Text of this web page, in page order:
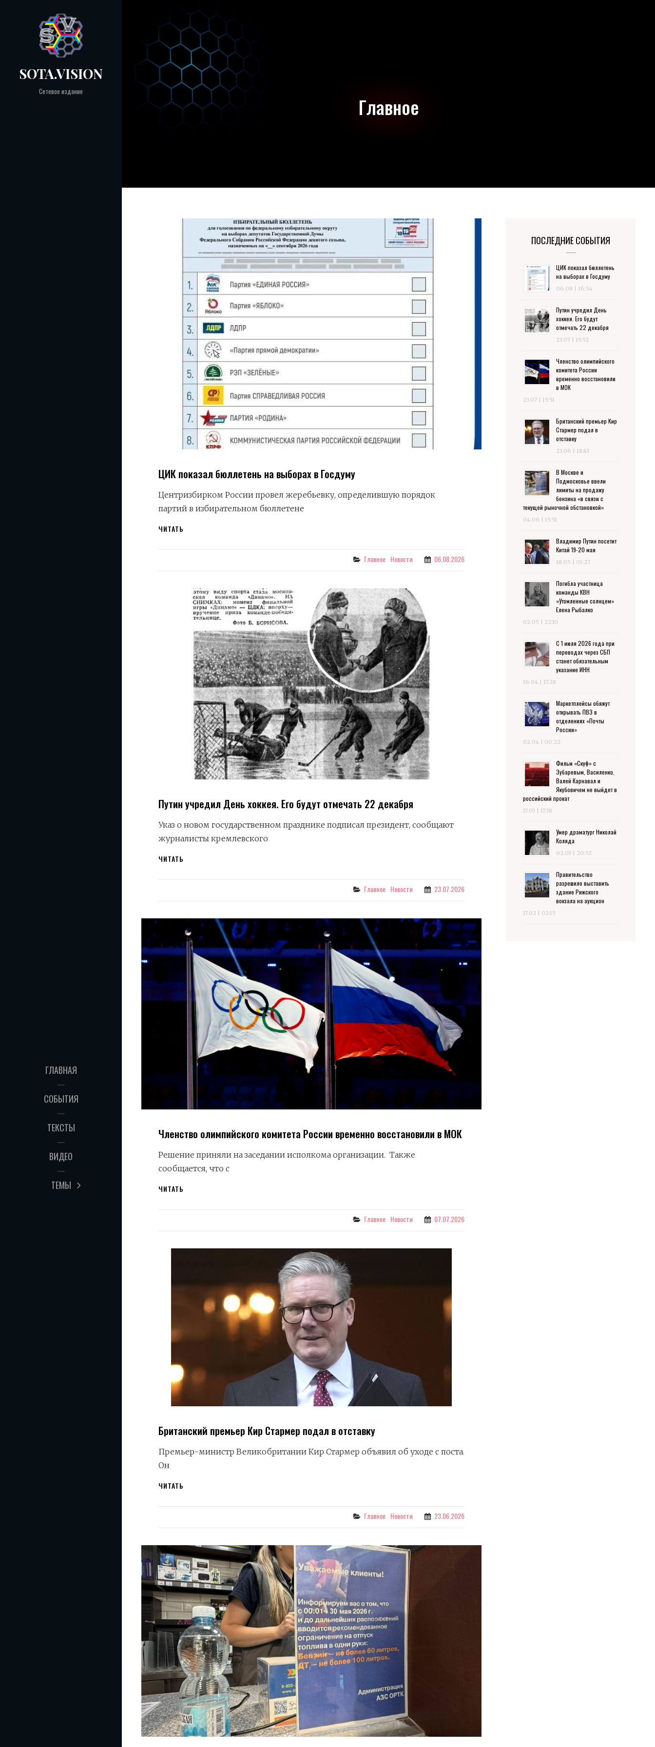
SOTA.VISION
Сетевое издание
ГЛАВНАЯ
СОБЫТИЯ
ТЕКСТЫ
ВИДЕО
ТЕМЫ
Главное
ЦИК показал бюллетень на выборах в Госдуму
Центризбирком России провел жеребьевку, определившую порядок
партий в избирательном бюллетене
ЧИТАТЬ
ГОСДУМУ
Categories
Главное Новости 06.08.2026
Путин учредил День хоккея. Его будут отмечать 22 декабря
Указ о новом государственном празднике подписал президент, сообщают
журналисты кремлевского
ЧИТАТЬ
ОТМЕЧАТЬ
22
ДЕКАБРЯ
Categories
Главное Новости 23.07.2026
Членство олимпийского комитета России временно восстановили в МОК
Решение приняли на заседании исполкома организации. Также
сообщается, что с
ЧИТАТЬ
В
Categories
Главное Новости 07.07.2026
Британский премьер Кир Стармер подал в отставку
Премьер-министр Великобритании Кир Стармер объявил об уходе с поста.
Он
ЧИТАТЬ
ОТСТАВКУ
Categories
Главное Новости 23.06.2026
ПОСЛЕДНИЕ СОБЫТИЯ
ЦИК показал бюллетень
на выборах в Госдуму
06.08 | 16:54
Путин учредил День
хоккея. Его будут
отмечать 22 декабря
23.07 | 15:52
Членство олимпийского
комитета России
временно восстановили
в МОК
23.07 | 15:51
Британский премьер Кир
Стармер подал в
отставку
23.06 | 18:43
В Москве и
Подмосковье ввели
лимиты на продажу
бензина «в связи с
текущей рыночной обстановкой»
04.06 | 15:51
Владимир Путин посетит
Китай 19-20 мая
18.05 | 01:27
Погибла участница
команды КВН
«Утомленные солнцем»
Елена Рыбалко
02.05 | 22:10
С 1 июля 2026 года при
переводах через СБП
станет обязательным
указание ИНН
16.04 | 17:28
Маркетплейсы обяжут
открывать ПВЗ в
отделениях «Почты
России»
02.04 | 00:22
Фильм «Скуф» с
Зубаревым, Василенко,
Валей Карнавал и
Якубовичем не выйдет в
российский прокат
17.03 | 17:38
Умер драматург Николай
Коляда
02.03 | 20:52
Правительство
разрешило выставить
здание Рижского
вокзала на аукцион
17.02 | 02:15